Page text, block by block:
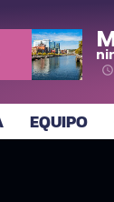
access_time
EQUIPO